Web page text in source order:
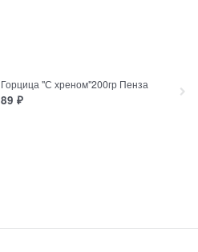
Горцица "С хреном"200гр Пенза
89 ₽